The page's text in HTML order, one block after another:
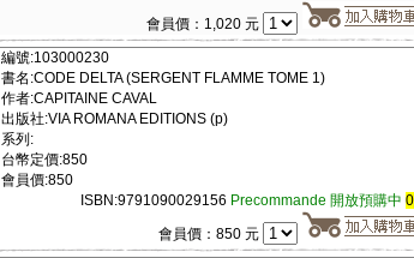
會員價：1,020 元
編號:103000230
書名:CODE DELTA (SERGENT FLAMME TOME 1)
作者:CAPITAINE CAVAL
出版社:VIA ROMANA EDITIONS (p)
系列:
台幣定價:850
會員價:850
ISBN:9791090029156 Precommande 開放預購中
會員價：850 元